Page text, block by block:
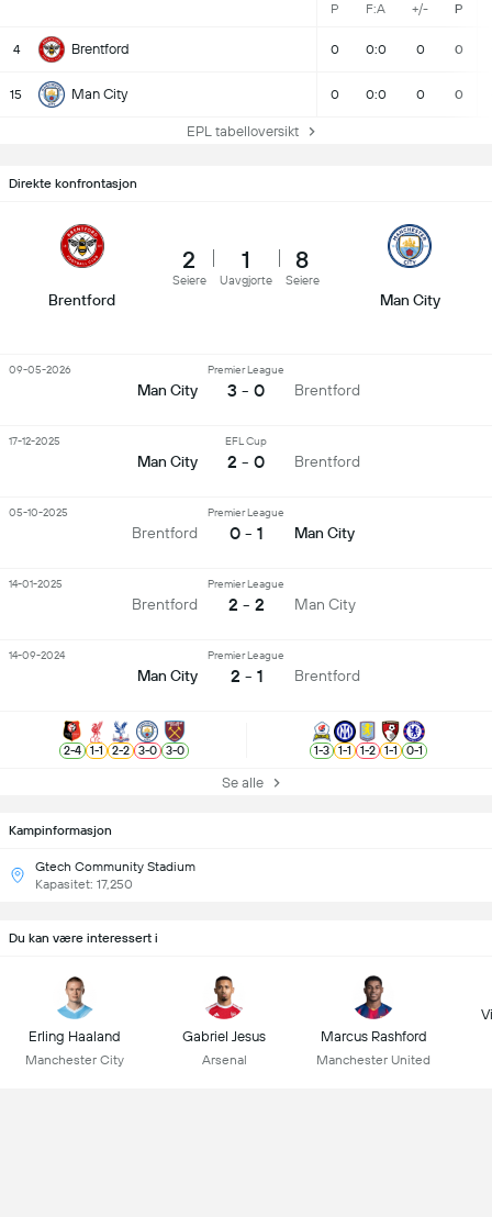
P F:A +/- P
4 Brentford 0 0:0 0 0
15 Man City 0 0:0 0 0
EPL tabelloversikt
Kampinformasjon
Gtech Community Stadium
Kapasitet: 17,250
Direkte konfrontasjon
Brentford
2
Seiere
1
Uavgjorte
8
Seiere
Man City
Man City
Premier League
3 - 0 Brentford
09-05-2026
Man City
EFL Cup
2 - 0 Brentford
17-12-2025
Brentford
Premier League
0 - 1 Man City
05-10-2025
Brentford
Premier League
2 - 2 Man City
14-01-2025
Man City
Premier League
2 - 1 Brentford
14-09-2024
2-4 1-1 2-2 3-0 3-0 1-3 1-1 1-2 1-1 0-1
Se alle
Du kan være interessert i
Erling Haaland
Manchester City
Gabriel Jesus
Arsenal
Marcus Rashford
Manchester United